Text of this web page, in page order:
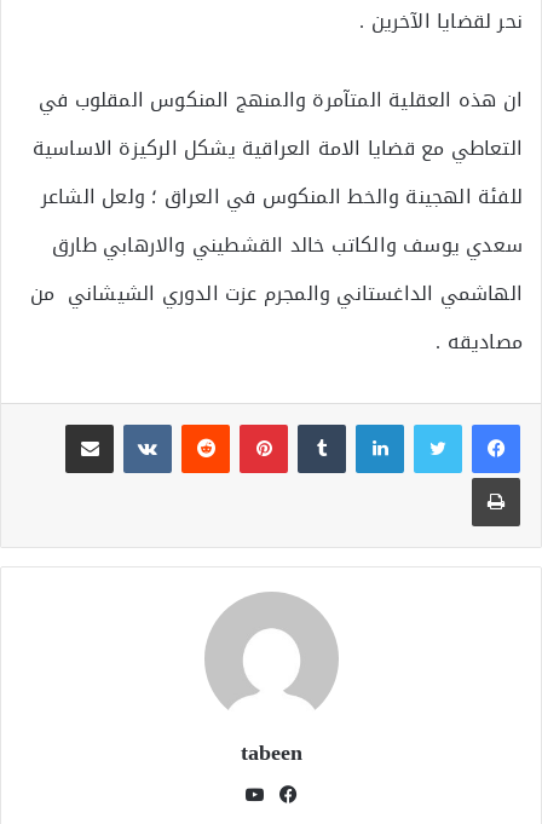
نحر لقضايا الآخرين .
ان هذه العقلية المتآمرة والمنهج المنكوس المقلوب في
التعاطي مع قضايا الامة العراقية يشكل الركيزة الاساسية
للفئة الهجينة والخط المنكوس في العراق ؛ ولعل الشاعر
سعدي يوسف والكاتب خالد القشطيني والارهابي طارق
الهاشمي الداغستاني والمجرم عزت الدوري الشيشاني من
مصاديقه .
لينكدإن بينتيريست
مشاركة عبر البريد
طباعة
tabeen
فيسبوك